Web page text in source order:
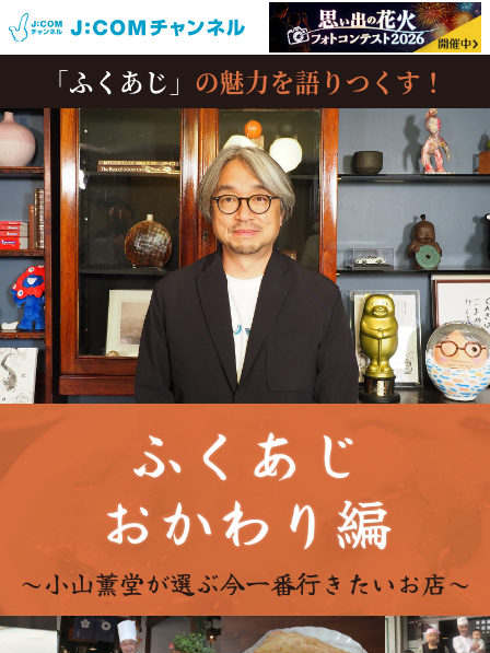
「ふくあじ」 の魅力を語りつくす！
ふくあじ
おかわり編
～小山薫堂が選ぶ今一番行きたいお店～